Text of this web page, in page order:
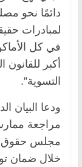
دائمًا نحو
لمبادرات
في كل
أكبر
التسوية”.
ودعا البيان
مراجعة
مجلس حقوق
خلال ضمان